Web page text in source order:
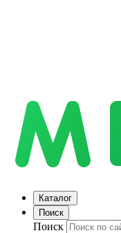
Каталог
Поиск
Поиск